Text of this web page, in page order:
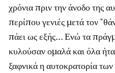
χρόνια πριν την άνοδο της
περίπου γενιές μετά τον
πάει ως εξής... Ενώ τα
κυλούσαν ομαλά και όλα
ξαφνικά η αυτοκρατορία